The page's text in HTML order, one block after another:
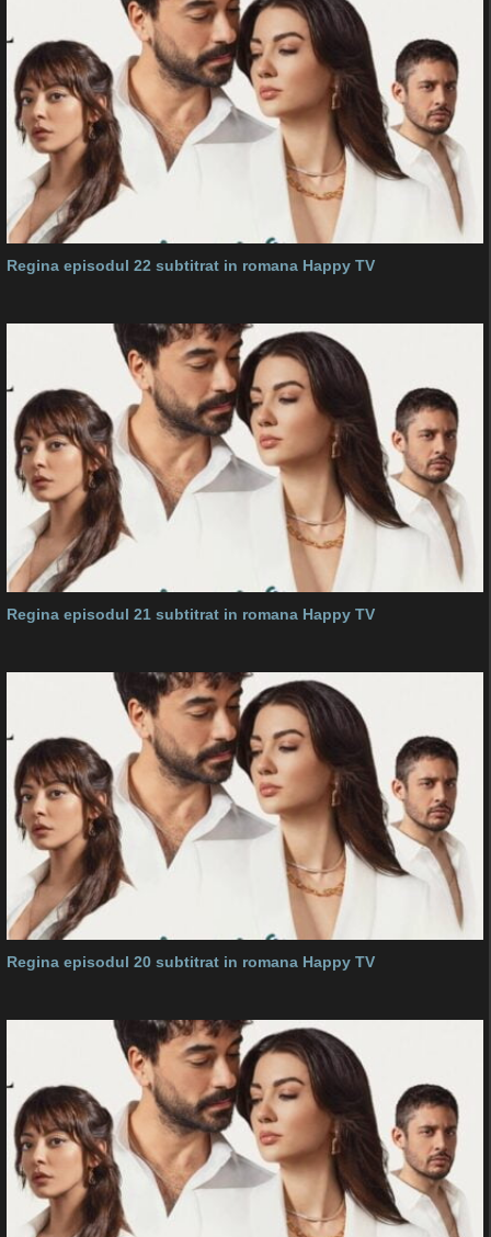
Regina episodul 22 subtitrat in romana Happy TV
Regina episodul 21 subtitrat in romana Happy TV
Regina episodul 20 subtitrat in romana Happy TV